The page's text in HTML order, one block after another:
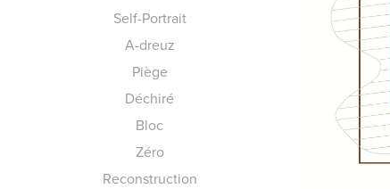
Self-Portrait
A-dreuz
Piège
Déchiré
Bloc
Zéro
Reconstruction